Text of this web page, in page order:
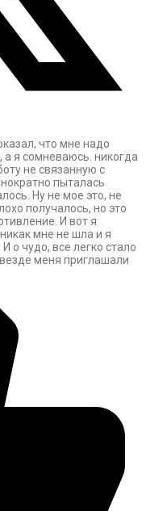
что мне надо
я сомневаюсь. никогда
не связанную с
пыталась
Ну не мое это, не
получалось, но это
И вот я
мне не шла и я
о чудо, все легко стало
меня приглашали